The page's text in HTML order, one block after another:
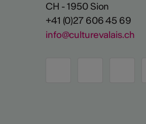
CH - 1950 Sion
+41 (0)27 606 45 69
info@culturevalais.ch